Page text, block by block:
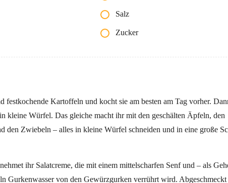
Salz
Zucker
festkochende Kartoffeln und kocht sie am besten am Tag vorher.
kleine Würfel. Das gleiche macht ihr mit den geschälten Äpfeln, den
den Zwiebeln – alles in kleine Würfel schneiden und in eine große
ihr Salatcreme, die mit einem mittelscharfen Senf und – als
Gurkenwasser von den Gewürzgurken verrührt wird.